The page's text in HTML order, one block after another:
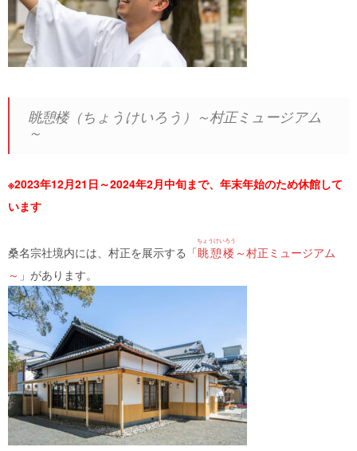
眺憩楼（ちょうけいろう）～村正ミュージアム
～
※2023年12月21日～2024年2月中旬まで、年末年始のため休館して
います
桑名宗社境内には、村正を展示する「眺憩楼
ちょうけいろう
～村正ミュージアム
～ 」があります。